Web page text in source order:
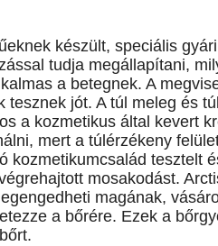
készült, speciális
tudja megállapítani,
a betegnek. A
tesznek jót. A túl meleg és
a kozmetikus által kevert
mert a túlérzékeny
kozmetikumcsalád tesztelt
mosakodást.
magának,
a bőrére. Ezek a